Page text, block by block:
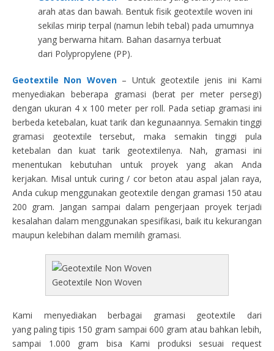
arah atas dan bawah. Bentuk fisik geotextile woven ini
sekilas mirip terpal (namun lebih tebal) pada umumnya
yang berwarna hitam. Bahan dasarnya terbuat
dari Polypropylene (PP).
Geotextile Non Woven– Untuk geotextile jenis ini Kami
menyediakan beberapa gramasi (berat per meter persegi)
dengan ukuran 4 x 100 meter per roll. Pada setiap gramasi ini
berbeda ketebalan, kuat tarik dan kegunaannya. Semakin tinggi
gramasi geotextile tersebut, maka semakin tinggi pula
ketebalan dan kuat tarik geotextilenya. Nah, gramasi ini
menentukan kebutuhan untuk proyek yang akan Anda
kerjakan. Misal untuk curing / cor beton atau aspal jalan raya,
Anda cukup menggunakan geotextile dengan gramasi 150 atau
200 gram. Jangan sampai dalam pengerjaan proyek terjadi
kesalahan dalam menggunakan spesifikasi, baik itu kekurangan
maupun kelebihan dalam memilih gramasi.
Geotextile Non Woven
Kami menyediakan berbagai gramasi geotextile dari
yang paling tipis 150 gram sampai 600 gram atau bahkan lebih,
sampai 1.000 gram bisa Kami produksi sesuai request